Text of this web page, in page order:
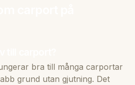
bra till många carportar
grund utan gjutning. Det